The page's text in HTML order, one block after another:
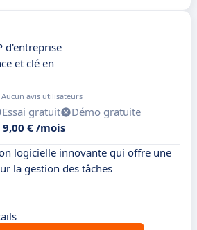
d'entreprise
et clé en
Aucun avis utilisateurs
Essai gratuit
Démo gratuite
9,00 € /mois
logicielle innovante qui offre une
la gestion des tâches